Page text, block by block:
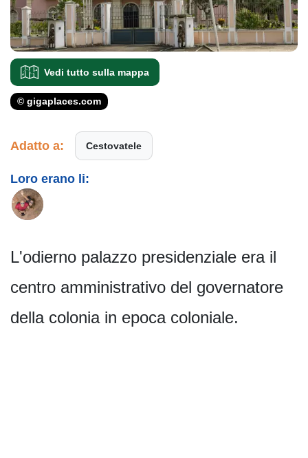
Vedi tutto sulla mappa
© gigaplaces.com
Adatto a: Cestovatele
Loro erano li:
L'odierno palazzo presidenziale era il
centro amministrativo del governatore
della colonia in epoca coloniale.